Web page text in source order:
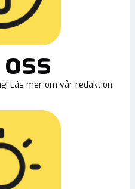
Läs mer om vår redaktion.